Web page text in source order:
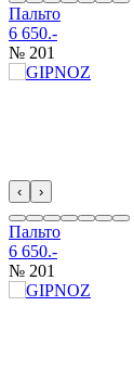
Пальто
6 650.-
№ 201
‹ ›
Пальто
6 650.-
№ 201